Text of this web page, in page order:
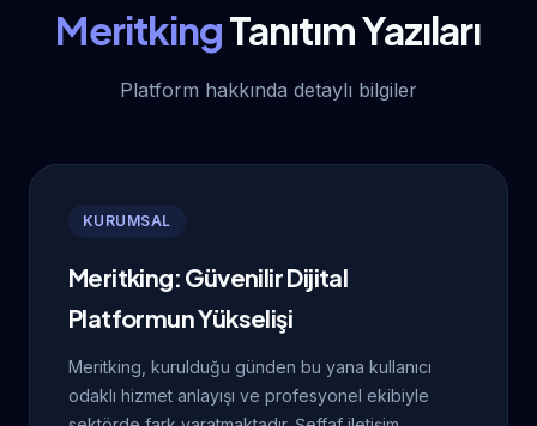
MeritkingTanıtım Yazıları
Platform hakkında detaylı bilgiler
KURUMSAL
Meritking: Güvenilir Dijital
Platformun Yükselişi
Meritking, kurulduğu günden bu yana kullanıcı
odaklı hizmet anlayışı ve profesyonel ekibiyle